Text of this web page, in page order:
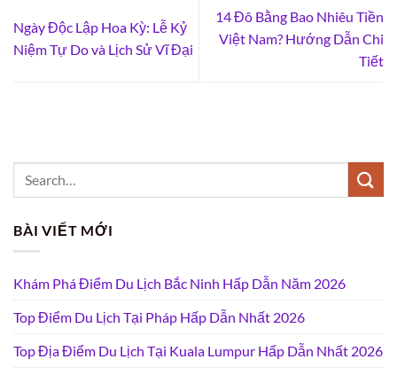
Ngày Độc Lập Hoa Kỳ: Lễ Kỷ
Niệm Tự Do và Lịch Sử Vĩ Đại
14 Đô Bằng Bao Nhiêu Tiền
Việt Nam? Hướng Dẫn Chi
Tiết
BÀI VIẾT MỚI
Khám Phá Điểm Du Lịch Bắc Ninh Hấp Dẫn Năm 2026
Top Điểm Du Lịch Tại Pháp Hấp Dẫn Nhất 2026
Top Địa Điểm Du Lịch Tại Kuala Lumpur Hấp Dẫn Nhất 2026